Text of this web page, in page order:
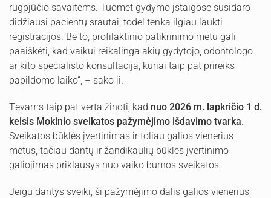
rugpjūčio savaitėms. Tuomet gydymo įstaigose susidaro
didžiausi pacientų srautai, todėl tenka ilgiau laukti
registracijos. Be to, profilaktinio patikrinimo metu gali
paaiškėti, kad vaikui reikalinga akių gydytojo, odontologo
ar kito specialisto konsultacija, kuriai taip pat prireiks
papildomo laiko“, – sako ji.
Tėvams taip pat verta žinoti, kad nuo 2026 m. lapkričio 1 d.
keisis Mokinio sveikatos pažymėjimo išdavimo tvarka.
Sveikatos būklės įvertinimas ir toliau galios vienerius
metus, tačiau dantų ir žandikaulių būklės įvertinimo
galiojimas priklausys nuo vaiko burnos sveikatos.
Jeigu dantys sveiki, ši pažymėjimo dalis galios vienerius